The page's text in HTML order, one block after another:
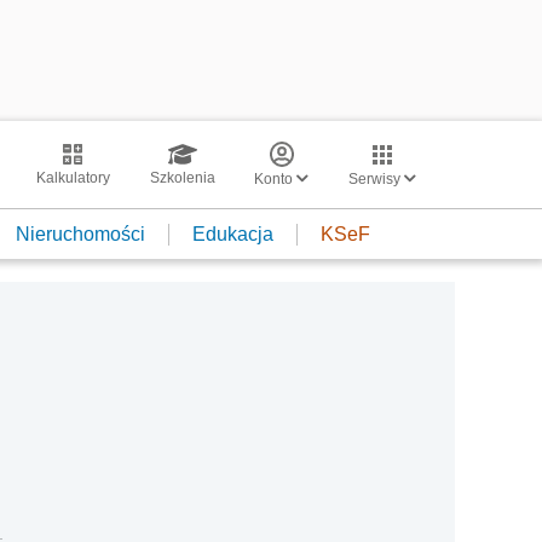
Kalkulatory Szkolenia Konto Serwisy
Nieruchomości Edukacja KSeF